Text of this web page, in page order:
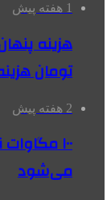
1 هفته پیش
هزینه
تومان
2 هفته پیش
۱۰۰
می‌شود